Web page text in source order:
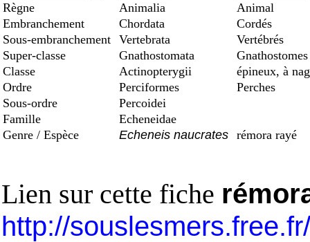
Règne
Animalia
Animal
Embranchement
Chordata
Cordés
Sous-embranchement Vertebrata
Vertébrés
Super-classe
Gnathostomata
Classe
Actinopterygii
épineux, à
Ordre
Perciformes
Perches
Sous-ordre
Percoidei
Famille
Echeneidae
Genre / Espèce
Echeneis naucrates rémora rayé
Lien sur cette fiche
http://